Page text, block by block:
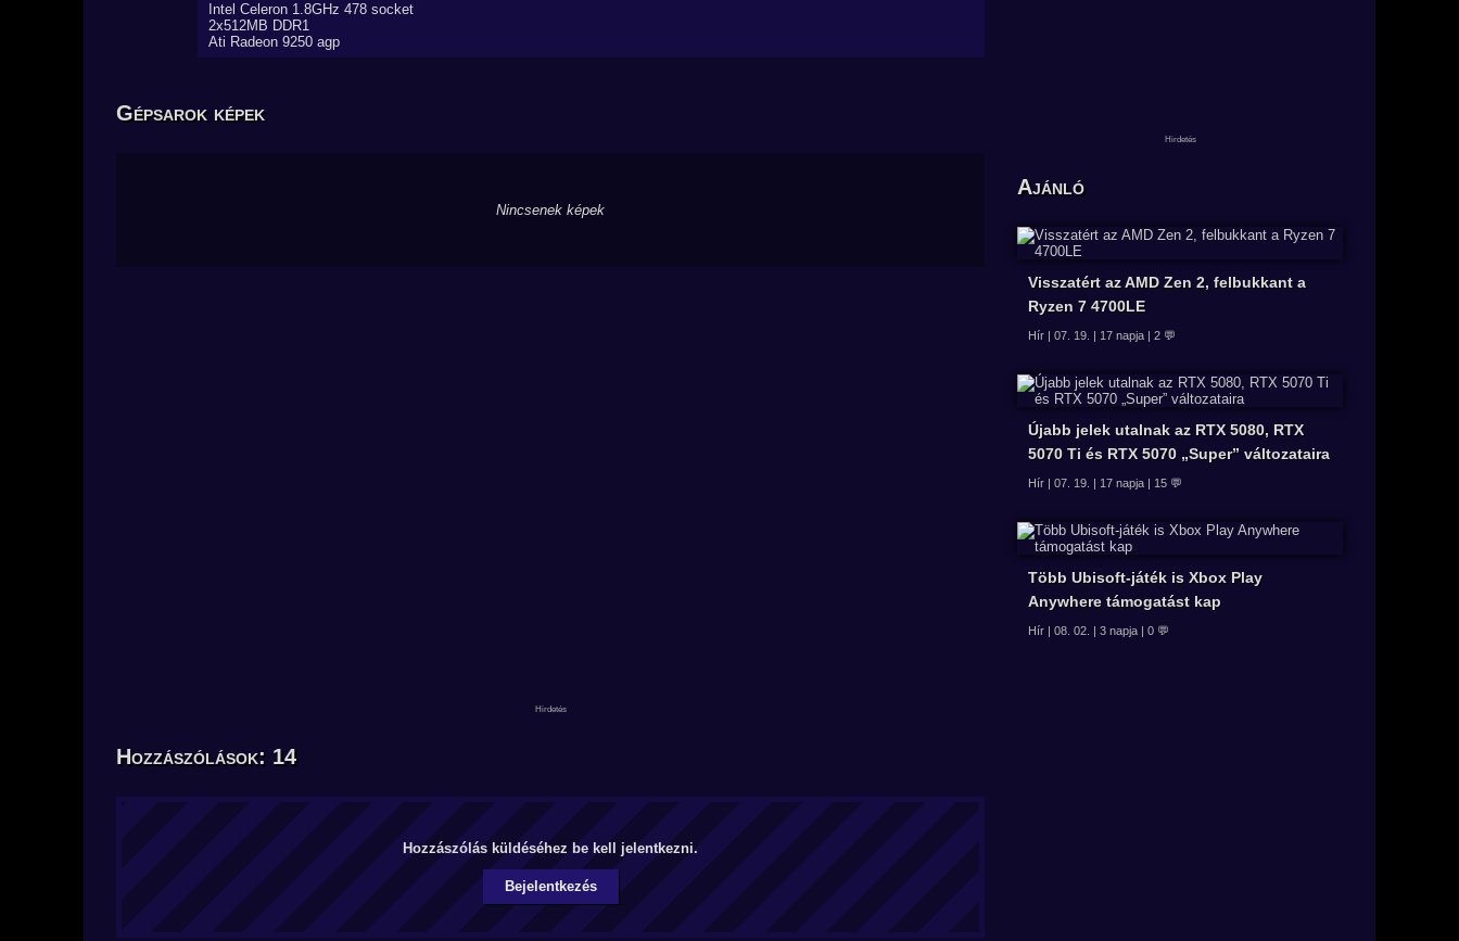
Intel Celeron 1.8GHz 478 socket
2x512MB DDR1
Ati Radeon 9250 agp
Gépsarok képek
Nincsenek képek
Hozzászólások: 14
Hozzászólás küldéséhez be kell jelentkezni.
Bejelentkezés
Ajánló
Visszatért az AMD Zen 2, felbukkant a
Ryzen 7 4700LE
Hír | 07. 19. | 17 napja | 2 💬
Újabb jelek utalnak az RTX 5080, RTX
5070 Ti és RTX 5070 „Super” változataira
Hír | 07. 19. | 17 napja | 15 💬
Több Ubisoft-játék is Xbox Play
Anywhere támogatást kap
Hír | 08. 02. | 3 napja | 0 💬